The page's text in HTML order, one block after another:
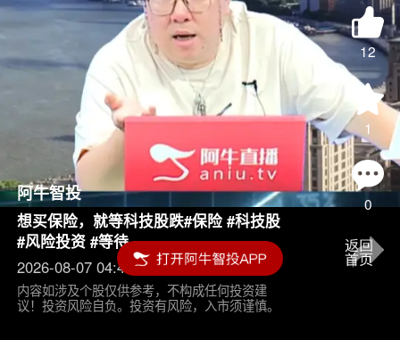
12
1
0
阿牛智投
想买保险，就等科技股跌#保险 #科技股
#风险投资 #等待
2026-08-07 04:45
内容如涉及个股仅供参考，不构成任何投资建
议！投资风险自负。投资有风险，入市须谨慎。